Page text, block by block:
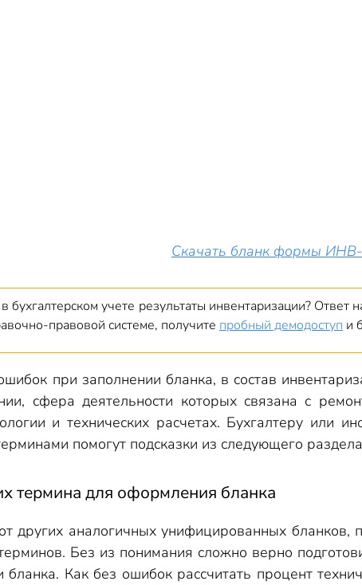
Скачать бланк формы
бухгалтерском учете результаты инвентаризации? Ответ
правовой системе, получите пробный демодоступ и
при заполнении бланка, в состав
сфера деятельности которых связана с
и технических расчетах. Бухгалтеру или
помогут подсказки из следующего
термина для оформления бланка
других аналогичных унифицированных бланков,
Без из понимания сложно верно
бланка. Как без ошибок рассчитать процент